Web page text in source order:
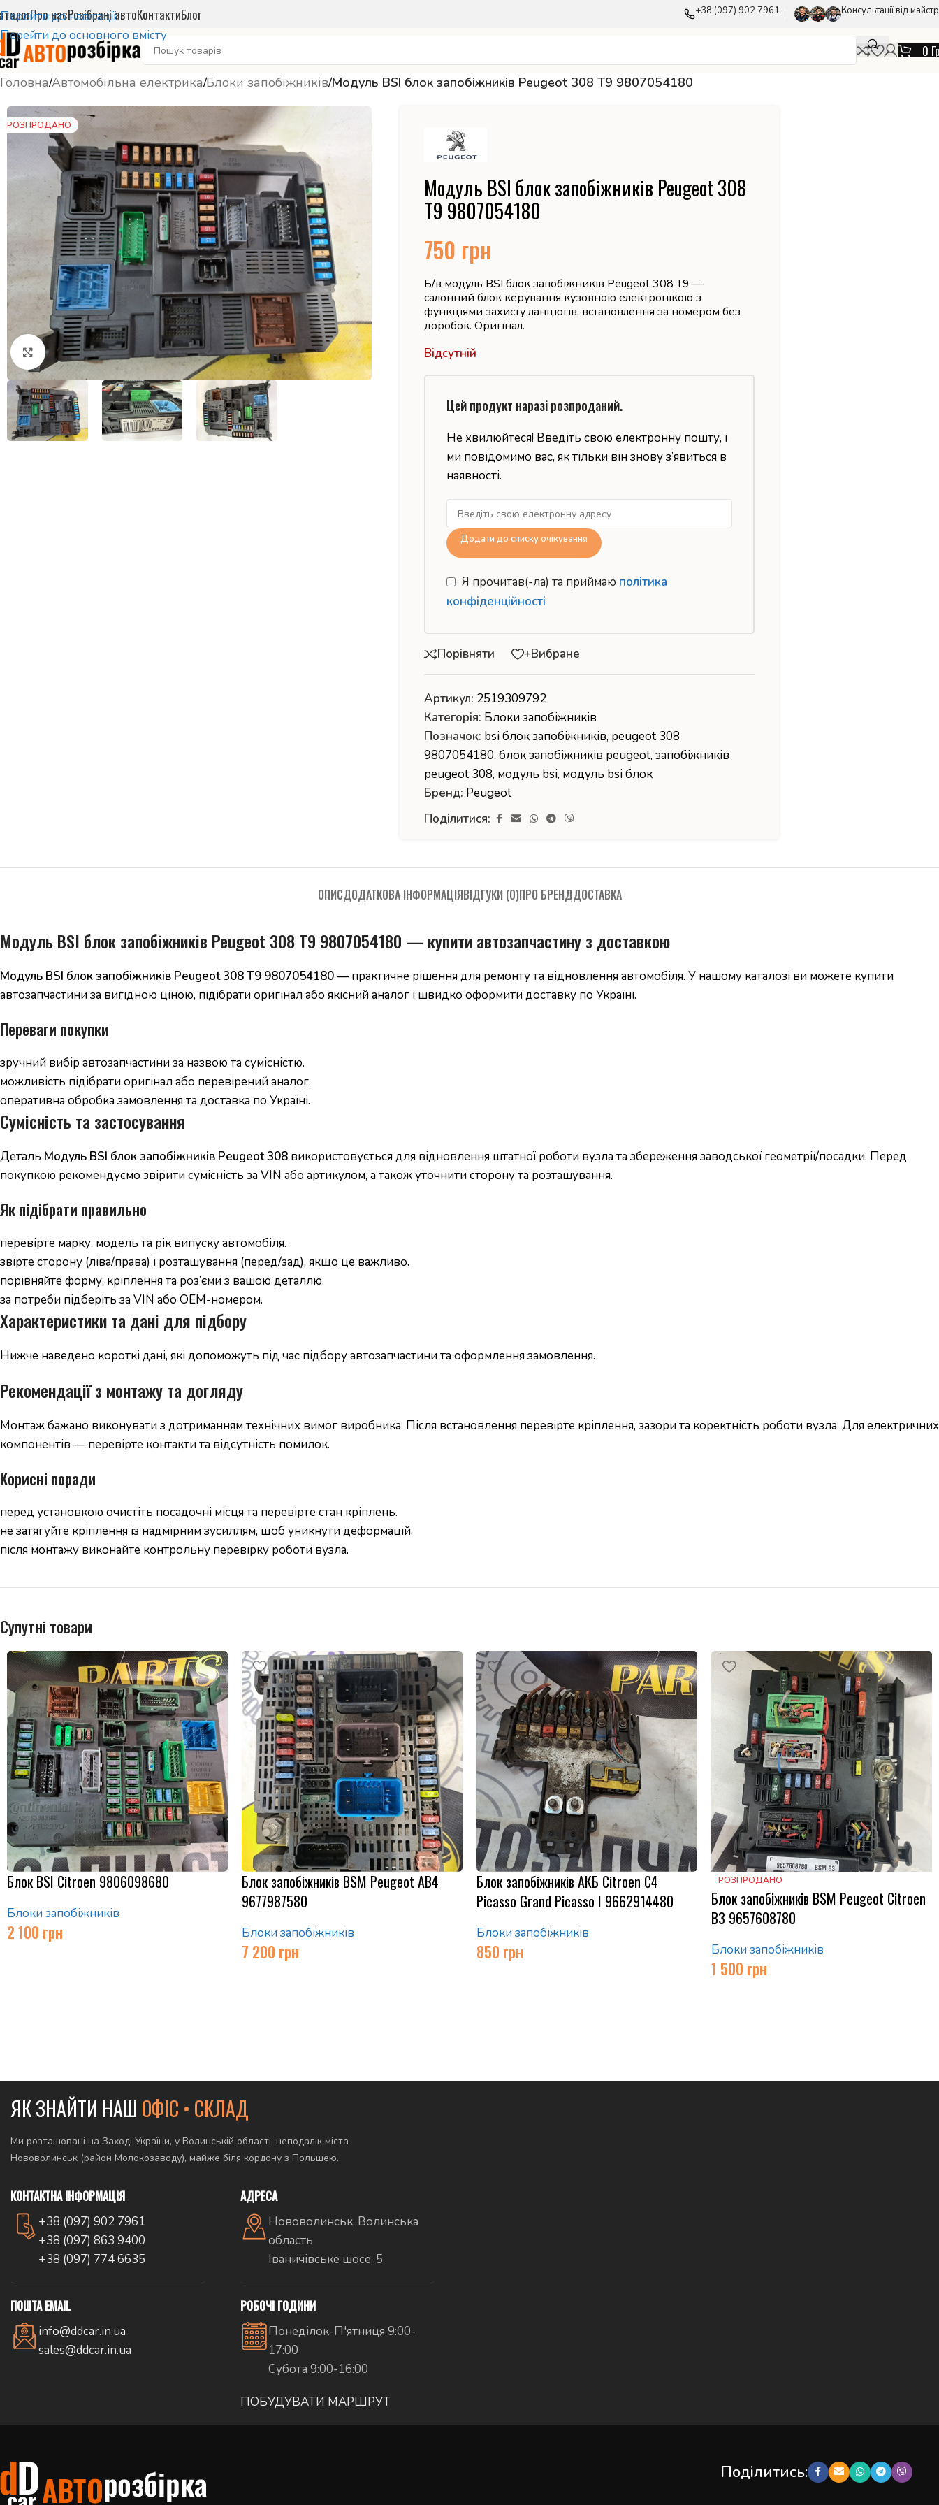
Перейти до навігації
Перейти до основного вмісту
Про насРозібрані автоКонтактиБлог +38 (097) 902 7961 Консультації від
0
Головна/Автомобільна електрика/Блоки запобіжників/Модуль BSI блок запобіжників Peugeot 308 T9 9807054180
РОЗПРОДАНО
Натисніть, щоб збільшити
Модуль BSI блок запобіжників Peugeot 308
T9 9807054180
750 грн
Б/в модуль BSI блок запобіжників Peugeot 308 T9 —
салонний блок керування кузовною електронікою з
функціями захисту ланцюгів, встановлення за номером без
доробок. Оригінал.
Відсутній
Цей продукт наразі розпроданий.
Не хвилюйтеся! Введіть свою електронну пошту, і
ми повідомимо вас, як тільки він знову з’явиться в
наявності.
Додати до списку очікування
Я прочитав(-ла) та приймаю політика
конфіденційності
Порівняти +Вибране
Артикул: 2519309792
Категорія: Блоки запобіжників
Позначок: bsi блок запобіжників, peugeot 308
9807054180, блок запобіжників peugeot, запобіжників
peugeot 308, модуль bsi, модуль bsi блок
Бренд: Peugeot
Поділитися:
ОПИСДОДАТКОВА ІНФОРМАЦІЯВІДГУКИ (0)ПРО БРЕНДДОСТАВКА
Модуль BSI блок запобіжників Peugeot 308 T9 9807054180 — купити автозапчастину з доставкою
Модуль BSI блок запобіжників Peugeot 308 T9 9807054180— практичне рішення для ремонту та відновлення автомобіля. У нашому каталозі ви можете купити
автозапчастини за вигідною ціною, підібрати оригінал або якісний аналог і швидко оформити доставку по Україні.
Переваги покупки
зручний вибір автозапчастини за назвою та сумісністю.
можливість підібрати оригінал або перевірений аналог.
оперативна обробка замовлення та доставка по Україні.
Сумісність та застосування
Деталь Модуль BSI блок запобіжників Peugeot 308 використовується для відновлення штатної роботи вузла та збереження заводської геометрії/посадки. Перед
покупкою рекомендуємо звірити сумісність за VIN або артикулом, а також уточнити сторону та розташування.
Як підібрати правильно
перевірте марку, модель та рік випуску автомобіля.
звірте сторону (ліва/права) і розташування (перед/зад), якщо це важливо.
порівняйте форму, кріплення та роз’єми з вашою деталлю.
за потреби підберіть за VIN або OEM-номером.
Характеристики та дані для підбору
Нижче наведено короткі дані, які допоможуть під час підбору автозапчастини та оформлення замовлення.
Рекомендації з монтажу та догляду
Монтаж бажано виконувати з дотриманням технічних вимог виробника. Після встановлення перевірте кріплення, зазори та коректність роботи вузла. Для електричних
компонентів — перевірте контакти та відсутність помилок.
Корисні поради
перед установкою очистіть посадочні місця та перевірте стан кріплень.
не затягуйте кріплення із надмірним зусиллям, щоб уникнути деформацій.
після монтажу виконайте контрольну перевірку роботи вузла.
Супутні товари
Блок BSI Citroen 9806098680
Блоки запобіжників
2 100 грн
Блок запобіжників BSM Peugeot AB4
9677987580
Блоки запобіжників
7 200 грн
Блок запобіжників АКБ Citroen C4
Picasso Grand Picasso I 9662914480
Блоки запобіжників
850 грн
РОЗПРОДАНО
Блок запобіжників BSM Peugeot Citroen
B3 9657608780
Блоки запобіжників
1 500 грн
ЯК ЗНАЙТИ НАШ ОФІС • СКЛАД
Ми розташовані на Заході України, у Волинській області, неподалік міста
Нововолинськ (район Молокозаводу), майже біля кордону з Польщею.
КОНТАКТНА ІНФОРМАЦІЯ
+38 (097) 902 7961
+38 (097) 863 9400
+38 (097) 774 6635
ПОШТА EMAIL
info@ddcar.in.ua
sales@ddcar.in.ua
АДРЕСА
Нововолинськ, Волинська
область
Іваничівське шосе, 5
РОБОЧІ ГОДИНИ
Понеділок-П'ятниця 9:00-
17:00
Субота 9:00-16:00
ПОБУДУВАТИ МАРШРУТ
Поділитись: